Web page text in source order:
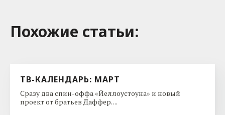
Похожие cтатьи:
ТВ-КАЛЕНДАРЬ: МАРТ
Сразу два спин-оффа «Йеллоустоуна» и новый
проект от братьев Даффер. ...